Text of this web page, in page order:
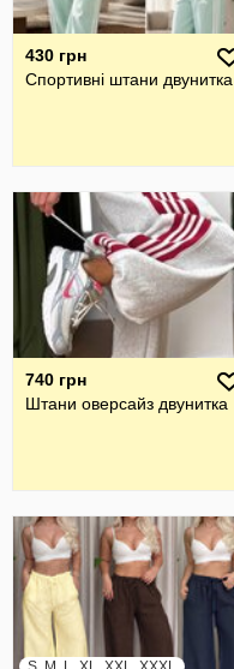
430 грн
Спортивні штани двунитка
740 грн
Штани оверсайз двунитка